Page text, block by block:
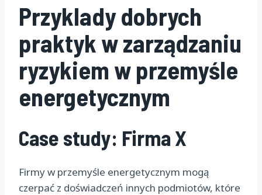
Przyklady dobrych
praktyk w zarządzaniu
ryzykiem w przemyśle
energetycznym
Case study: Firma X
Firmy w przemyśle energetycznym mogą
czerpać z doświadczeń innych podmiotów, które